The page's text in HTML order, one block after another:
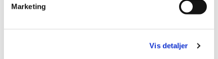
Marketing
Vis detaljer
Du vil måske også kunne lide...